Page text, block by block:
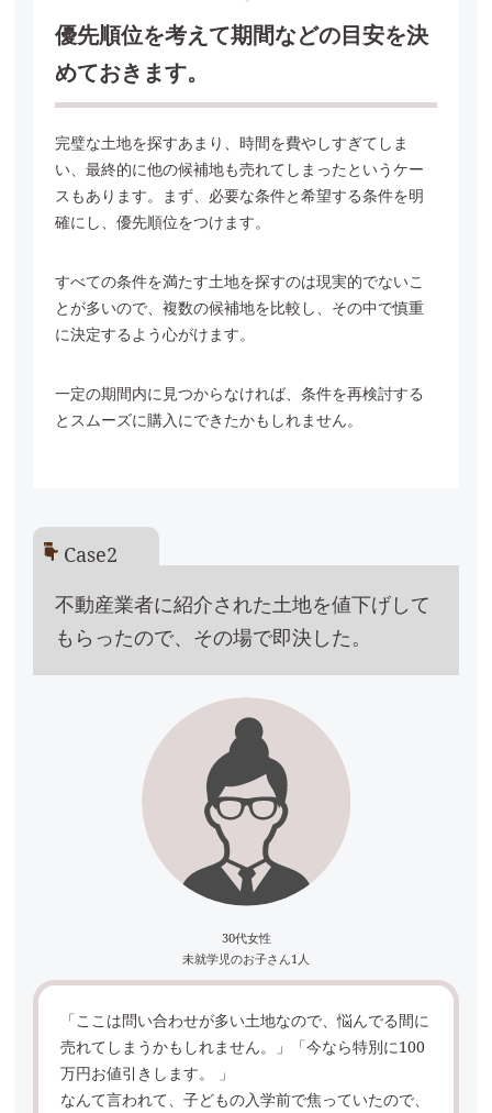
優先順位を考えて期間などの目安を決
めておきます。
完璧な土地を探すあまり、時間を費やしすぎてしま
い、最終的に他の候補地も売れてしまったというケー
スもあります。まず、必要な条件と希望する条件を明
確にし、優先順位をつけます。
すべての条件を満たす土地を探すのは現実的でないこ
とが多いので、複数の候補地を比較し、 その中で慎重
に決定するよう心がけます。
一定の期間内に見つからなければ、条件を再検討する
とスムーズに購入にできたかもしれません。
Case2
不動産業者に紹介された土地を値下げして
もらったので、その場で即決した。
30代女性
未就学児のお子さん1人
「ここは問い合わせが多い土地なので、悩んでる間に
売れてしまうかもしれません。」「今なら特別に100
万円お値引きします。 」
なんて言われて、子どもの入学前で焦っていたので、